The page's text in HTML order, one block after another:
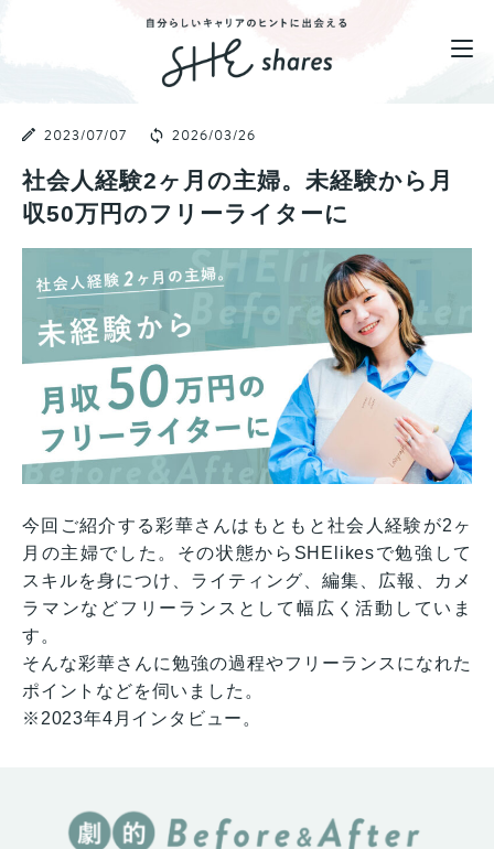
2023/07/07 2026/03/26
社会人経験2ヶ月の主婦。未経験から月
収50万円のフリーライターに
今回ご紹介する彩華さんはもともと社会人経験が2ヶ
月の主婦でした。その状態からSHElikesで勉強して
スキルを身につけ、ライティング、編集、広報、カメ
ラマンなどフリーランスとして幅広く活動していま
す。
そんな彩華さんに勉強の過程やフリーランスになれた
ポイントなどを伺いました。
※2023年4月インタビュー。